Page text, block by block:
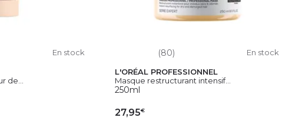
En stock
de...
(80) En stock
L'ORÉAL PROFESSIONNEL
Masque restructurant intensif...
250ml
27,95€